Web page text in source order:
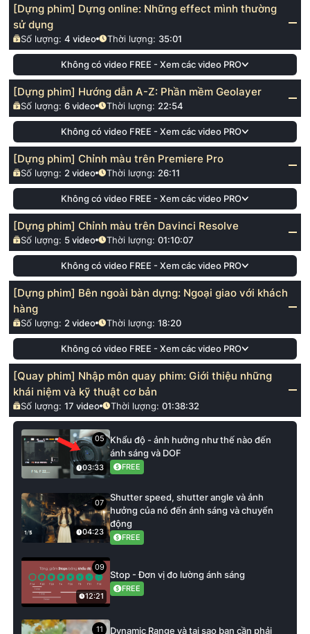
[Dựng phim] Dựng online: Những effect mình thường
sử dụng
Số lượng:4 video Thời lượng: 35:01
Không có video FREE - Xem các video PRO
[Dựng phim] Hướng dẫn A-Z: Phần mềm Geolayer
Số lượng:6 video Thời lượng: 22:54
Không có video FREE - Xem các video PRO
[Dựng phim] Chỉnh màu trên Premiere Pro
Số lượng: 2 video Thời lượng: 26:11
Không có video FREE - Xem các video PRO
[Dựng phim] Chỉnh màu trên Davinci Resolve
Số lượng: 5 video Thời lượng: 01:10:07
Không có video FREE - Xem các video PRO
[Dựng phim] Bên ngoài bàn dựng: Ngoại giao với khách
hàng
Số lượng: 2 video Thời lượng: 18:20
Không có video FREE - Xem các video PRO
[Quay phim] Nhập môn quay phim: Giới thiệu những
khái niệm và kỹ thuật cơ bản
Số lượng:17 video Thời lượng: 01:38:32
05
03:33
Khẩu độ - ảnh hưởng như thế nào đến
ánh sáng và DOF
FREE
07
04:23
Shutter speed, shutter angle và ảnh
hưởng của nó đến ánh sáng và chuyển
động
FREE
09
12:21
Stop - Đơn vị đo lường ánh sáng
FREE
11
Dynamic Range và tại sao bạn cần phải